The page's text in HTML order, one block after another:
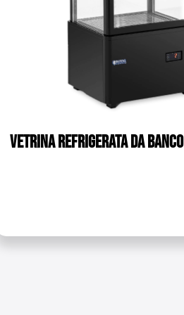
Vetrina refrigerata da banco